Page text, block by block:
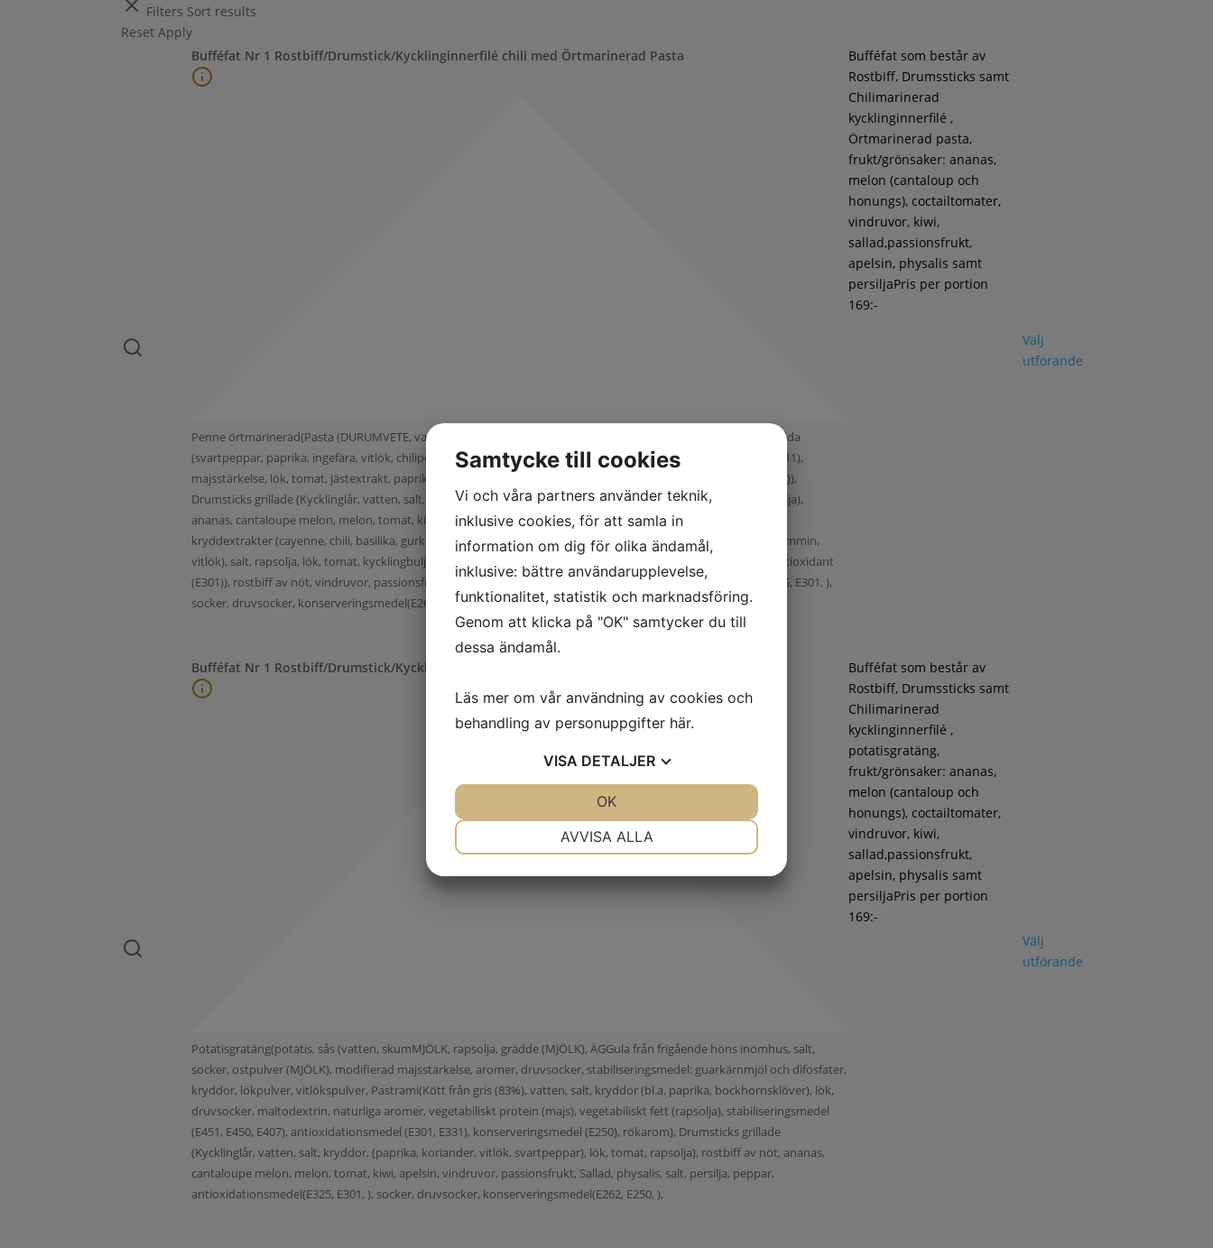
Filters Sort results
ResetApply
Bufféfat Nr 1 Rostbiff/Drumstick/Kycklinginnerfilé chili med Örtmarinerad Pasta
Penne örtmarinerad(Pasta (DURUMVETE, vatten), marinad (vatten, rapsolja, salt, vitvinsvinäger, äppeljuice, krydda
(svartpeppar, paprika, ingefära, vitlök, chilipeppar, spiskummin, cayennepeppar), konserveringsmedel (E202, E211),
majsstärkelse, lök, tomat, jästextrakt, paprikaextrakt, örter (persilja, gräslök, oregano, timjan, basilika, koriander)),
Drumsticks grillade (Kycklinglår, vatten, salt, kryddor, (paprika, koriander, vitlök, svartpeppar), lök, tomat, rapsolja),
ananas, cantaloupe melon, melon, tomat, kiwi, apelsin, Grillad Kycklin(Kycklinginnerfilé, dextros, kryddor och
kryddextrakter (cayenne, chili, basilika, gurkmeja, oregano, paprika, persilja, peppar, libbsticka, rosmarin, spiskummin,
vitlök), salt, rapsolja, lök, tomat, kycklingbuljong, glukossirap, stabiliseringsmedel (E450, E451), naturlig arom, antioxidant
(E301)), rostbiff av nöt, vindruvor, passionsfrukt, Sallad, physalis, salt, persilja, peppar, antioxidationsmedel(E325, E301, ),
socker, druvsocker, konserveringsmedel(E262, E250, ),
Bufféfat som består av
Rostbiff, Drumssticks samt
Chilimarinerad
kycklinginnerfilé ,
Örtmarinerad pasta,
frukt/grönsaker: ananas,
melon (cantaloup och
honungs), coctailtomater,
vindruvor, kiwi,
sallad,passionsfrukt,
apelsin, physalis samt
persiljaPris per portion
169:-
Välj
utförande
Bufféfat Nr 1 Rostbiff/Drumstick/Kycklinginnerfilé chili med potatisgratäng
Potatisgratäng(potatis, sås (vatten, skumMJÖLK, rapsolja, grädde (MJÖLK), ÄGGula från frigående höns inomhus, salt,
socker, ostpulver (MJÖLK), modifierad majsstärkelse, aromer, druvsocker, stabiliseringsmedel: guarkärnmjöl och difosfater,
kryddor, lökpulver, vitlökspulver, Pastrami(Kött från gris (83%), vatten, salt, kryddor (bl.a. paprika, bockhornsklöver), lök,
druvsocker, maltodextrin, naturliga aromer, vegetabiliskt protein (majs), vegetabiliskt fett (rapsolja), stabiliseringsmedel
(E451, E450, E407), antioxidationsmedel (E301, E331), konserveringsmedel (E250), rökarom), Drumsticks grillade
(Kycklinglår, vatten, salt, kryddor, (paprika, koriander, vitlök, svartpeppar), lök, tomat, rapsolja), rostbiff av nöt, ananas,
cantaloupe melon, melon, tomat, kiwi, apelsin, vindruvor, passionsfrukt, Sallad, physalis, salt, persilja, peppar,
antioxidationsmedel(E325, E301, ), socker, druvsocker, konserveringsmedel(E262, E250, ),
Bufféfat som består av
Rostbiff, Drumssticks samt
Chilimarinerad
kycklinginnerfilé ,
potatisgratäng,
frukt/grönsaker: ananas,
melon (cantaloup och
honungs), coctailtomater,
vindruvor, kiwi,
sallad,passionsfrukt,
apelsin, physalis samt
persiljaPris per portion
169:-
Välj
utförande
Samtycke till cookies
Vi och våra partners använder teknik,
inklusive cookies, för att samla in
information om dig för olika ändamål,
inklusive: bättre användarupplevelse,
funktionalitet, statistik och marknadsföring.
Genom att klicka på "OK" samtycker du till
dessa ändamål.
Läs mer om vår användning av cookies och
behandling av personuppgifter här.
VISA DETALJER
AVVISA ALLA
OK